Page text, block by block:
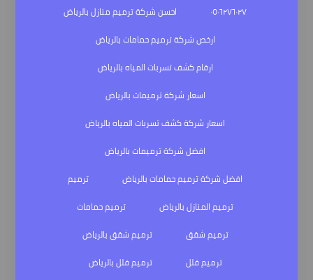
٠٥٠٦٢٧٦٠٢٧
احسن شركة ترميم منازل بالرياض
ارخص شركة ترميم حمامات بالرياض
ارقام كشف تسربات المياه بالرياض
اسعار شركة ترميمات بالرياض
اسعار شركة كشف تسربات المياه بالرياض
افضل شركة ترميمات بالرياض
افضل شركة ترميم حمامات بالرياض
ترميم
ترميم المنازل بالرياض
ترميم حمامات
ترميم شقق
ترميم شقق بالرياض
ترميم فلل
ترميم فلل بالرياض